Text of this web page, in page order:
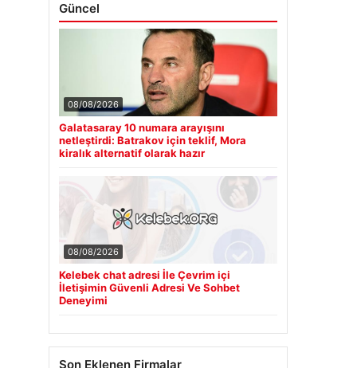
Güncel
08/08/2026
Galatasaray 10 numara arayışını
netleştirdi: Batrakov için teklif, Mora
kiralık alternatif olarak hazır
08/08/2026
Kelebek chat adresi İle Çevrim içi
İletişimin Güvenli Adresi Ve Sohbet
Deneyimi
Son Eklenen Firmalar